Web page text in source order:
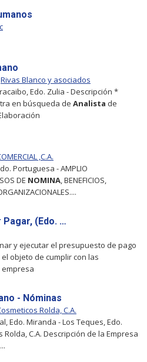
Rivas Blanco y asociados
Edo. Zulia - Descripción *
en búsqueda de Analista de
,C.A.
Portuguesa - AMPLIO
DE NOMINA , BENEFICIOS,
(Edo. …
y ejecutar el presupuesto de pago
el objeto de cumplir con las
- Nóminas
Rolda, C.A.
Edo. Miranda - Los Teques, Edo.
C.A. Descripción de la Empresa